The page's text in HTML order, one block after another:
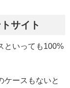
サイト
といっても100%
ケースもないと